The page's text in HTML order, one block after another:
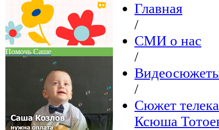
Помочь Саше
Главная
/
СМИ о нас
/
/
Сюжет
Ксюша